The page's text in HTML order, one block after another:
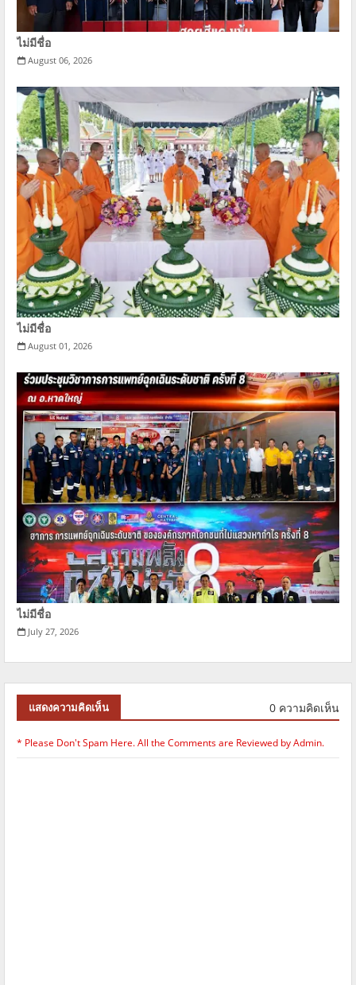
ไม่มีชื่อ
August 06, 2026
ไม่มีชื่อ
August 01, 2026
ไม่มีชื่อ
July 27, 2026
แสดงความคิดเห็น 0 ความคิดเห็น
* Please Don't Spam Here. All the Comments are Reviewed by Admin.